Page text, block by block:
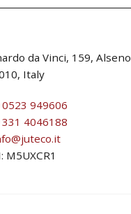
da Vinci, 159, Alseno
Italy
949606
4046188
M5UXCR1